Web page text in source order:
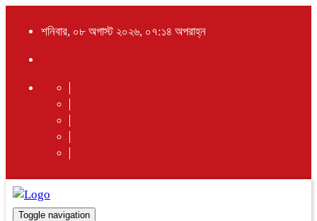
শনিবার, ০৮ অগাস্ট ২০২৬, ০৭:১৪ অপরাহ্ন
Toggle navigation